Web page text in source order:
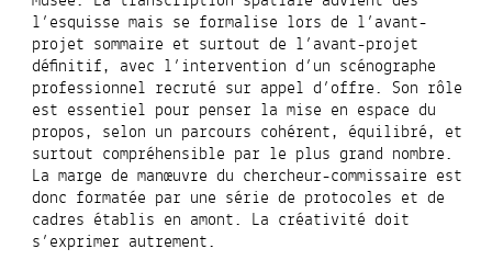
l’esquisse mais se formalise lors de l’avant-
projet sommaire et surtout de l’avant-projet
définitif, avec l’intervention d’un scénographe
professionnel recruté sur appel d’offre. Son rôle
est essentiel pour penser la mise en espace du
propos, selon un parcours cohérent, équilibré, et
surtout compréhensible par le plus grand nombre.
La marge de manœuvre du chercheur-commissaire est
donc formatée par une série de protocoles et de
cadres établis en amont. La créativité doit
s’exprimer autrement.